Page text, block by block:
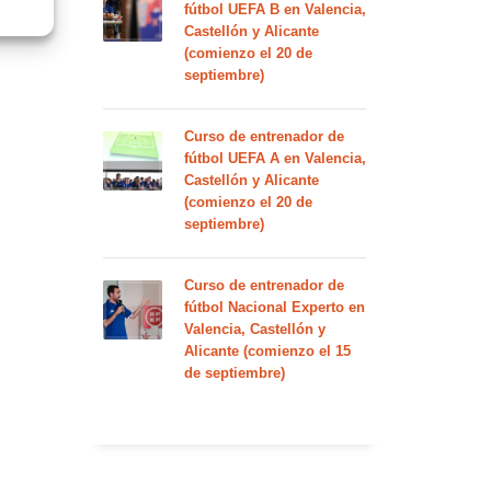
fútbol UEFA B en Valencia,
Castellón y Alicante
(comienzo el 20 de
septiembre)
Curso de entrenador de
fútbol UEFA A en Valencia,
Castellón y Alicante
(comienzo el 20 de
septiembre)
Curso de entrenador de
fútbol Nacional Experto en
Valencia, Castellón y
Alicante (comienzo el 15
de septiembre)